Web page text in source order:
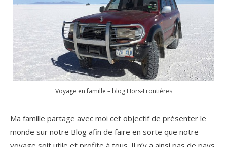
Voyage en famille – blog Hors-Frontières
Ma famille partage avec moi cet objectif de présenter le
monde sur notre Blog afin de faire en sorte que notre